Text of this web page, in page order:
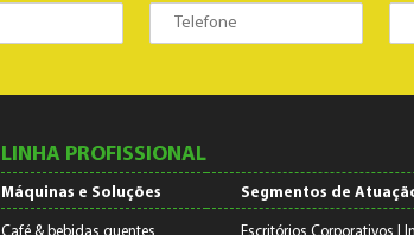
LINHA PROFISSIONAL
Máquinas e Soluções
Café & bebidas quentes
Segmentos de
Escritórios Corporativos |